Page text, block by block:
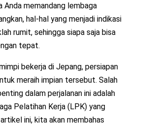
Anda memandang lembaga
hal-hal yang menjadi indikasi
rumit, sehingga siapa saja bisa
tepat.
bekerja di Jepang, persiapan
meraih impian tersebut. Salah
dalam perjalanan ini adalah
Pelatihan Kerja (LPK) yang
ini, kita akan membahas